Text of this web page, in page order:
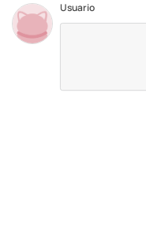
Usuario